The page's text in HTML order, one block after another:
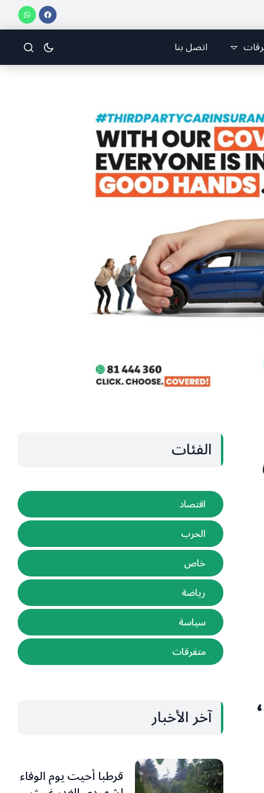
اتصل بنا
الفئات
اقتصاد
الحرب
خاص
رياضة
سياسة
متفرقات
آخر الأخبار
قرطبا أحيت يوم الوفاء